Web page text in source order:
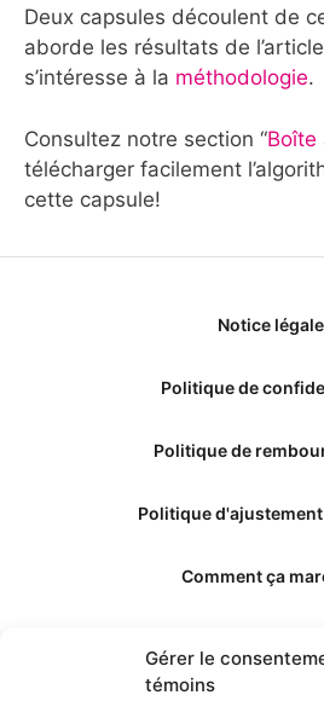
Gérer le
témoins
Deux capsules découlent de
aborde les résultats de
s’intéresse à la méthodologie.
Consultez notre section “Boîte
télécharger facilement
cette capsule!
Notice légale
Politique de
Politique de
Politique
Comment ça